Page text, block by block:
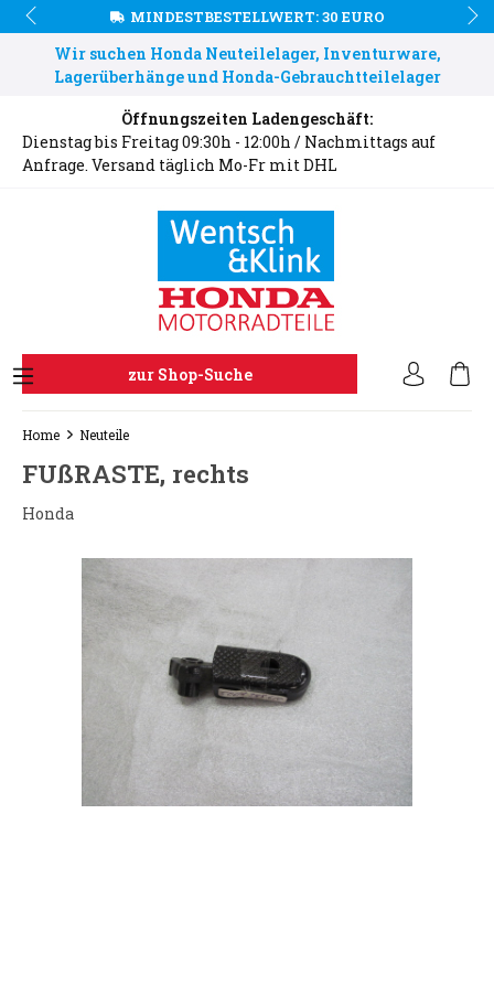
MINDESTBESTELLWERT: 30 EURO
Wir suchen Honda Neuteilelager, Inventurware,
Lagerüberhänge und Honda-Gebrauchtteilelager
Öffnungszeiten Ladengeschäft:
Dienstag bis Freitag 09:30h - 12:00h / Nachmittags auf
Anfrage. Versand täglich Mo-Fr mit DHL
zur Shop-Suche
Home Neuteile
FUßRASTE, rechts
Honda